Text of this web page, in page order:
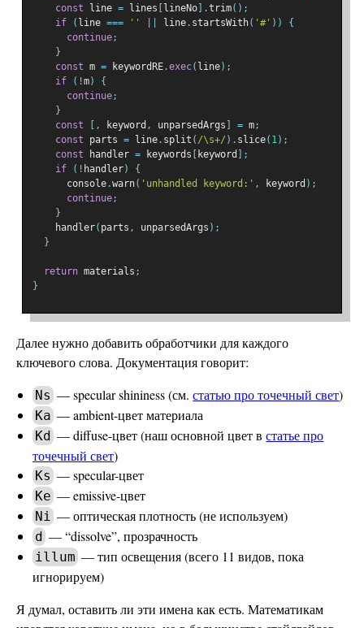
const line = lines lineNo ].trim();
if
( line === '' line. startsWith( '#' ))
{
continue;
}
const m = keywordRE.exec( line);
if
(!m)
{
continue;
}
const
[, keyword , unparsedArgs = m;
const parts = line. split ( /\s+/ ). slice( 1);
const handler = keywords keyword
];
if
(! handler)
{
      console
.warn( 'unhandled keyword:' , keyword );
continue;
}
    handler
( parts , unparsedArgs );
}
return materials ;
}
Далее нужно добавить обработчики для каждого
ключевого слова. Документация говорит:
Ns — specular shininess (см.статью про точечный свет)
Ka — ambient-цвет материала
Kd — diffuse-цвет (наш основной цвет встатье про
точечный свет)
Ks — specular-цвет
Ke — emissive-цвет
Ni — оптическая плотность (не используем)
d — “dissolve”, прозрачность
illum — тип освещения (всего 11 видов, пока
игнорируем)
Я думал, оставить ли эти имена как есть. Математикам